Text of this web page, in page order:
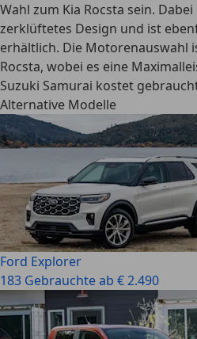
Wahl zum Kia Rocsta sein.
zerklüftetes Design und ist
erhältlich. Die Motorenauswahl
Rocsta, wobei es eine
Suzuki Samurai kostet
Alternative Modelle
Ford Explorer
183 Gebrauchte ab € 2.490